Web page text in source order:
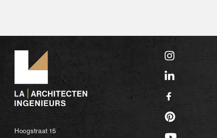
Hoogstraat 15